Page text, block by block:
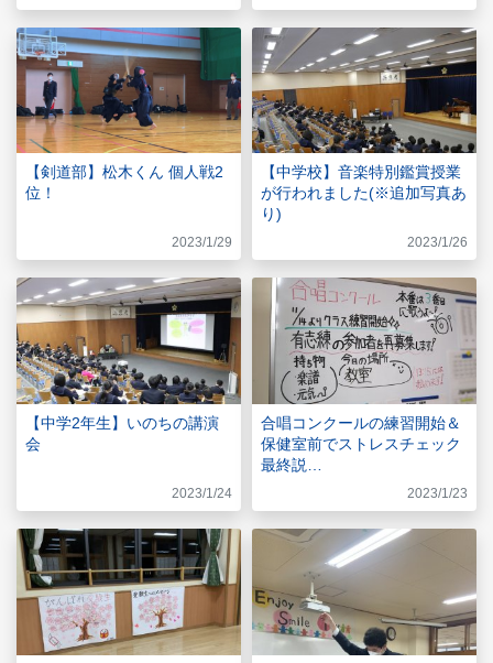
【剣道部】松木くん 個人戦2
位！
2023/1/29
【中学校】音楽特別鑑賞授業
が行われました(※追加写真あ
り)
2023/1/26
【中学2年生】いのちの講演
会
2023/1/24
合唱コンクールの練習開始＆
保健室前でストレスチェック
最終説…
2023/1/23